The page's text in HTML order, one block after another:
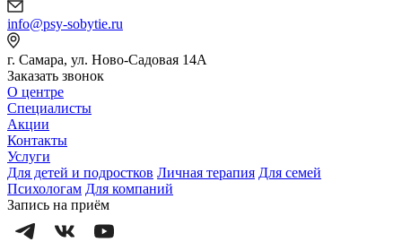
info@psy-sobytie.ru
г. Самара, ул. Ново-Садовая 14А
Заказать звонок
О центре
Специалисты
Акции
Контакты
Услуги
Для детей и подростков Личная терапия Для семей
Психологам Для компаний
Запись на приём